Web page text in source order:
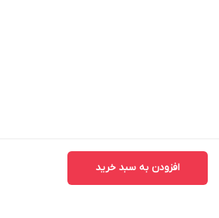
افزودن به سبد خرید